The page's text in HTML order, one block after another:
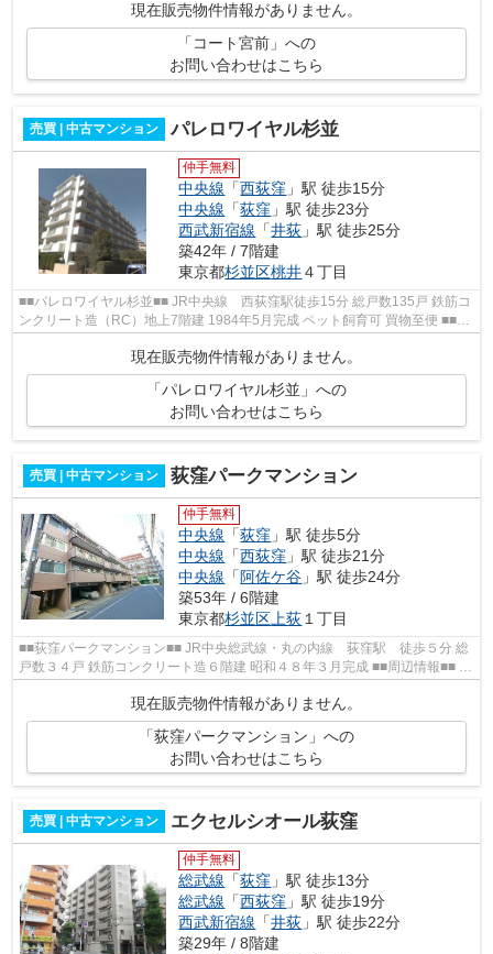
現在販売物件情報がありません。
「コート宮前」への
お問い合わせはこちら
売買 | 中古マンション パレロワイヤル杉並
仲手無料
中央線 「西荻窪 」駅 徒歩15分
中央線 「荻窪 」駅 徒歩23分
西武新宿線 「井荻 」駅 徒歩25分
築42年 / 7階建
東京都杉並区桃井４丁目
■■パレロワイヤル杉並■■ JR中央線 西荻窪駅徒歩15分 総戸数135戸 鉄筋コ
ンクリート造（RC）地上7階建 1984年5月完成 ペット飼育可 買物至便 ■■周
現在販売物件情報がありません。
「パレロワイヤル杉並」への
お問い合わせはこちら
売買 | 中古マンション 荻窪パークマンション
仲手無料
中央線 「荻窪 」駅 徒歩5分
中央線 「西荻窪 」駅 徒歩21分
中央線 「 阿佐ケ谷 」駅 徒歩24分
築53年 / 6階建
東京都杉並区 上荻 １丁目
■■荻窪パークマンション■■ JR中央総武線・丸の内線 荻窪駅 徒歩５分 総
戸数３４戸 鉄筋コンクリート造６階建 昭和４８年３月完成 ■■周辺情報■■ 杉
並公会堂 ローソン まいばすけ...
現在販売物件情報がありません。
「荻窪パークマンション」への
お問い合わせはこちら
売買 | 中古マンション エクセルシオール荻窪
仲手無料
総武線 「荻窪 」駅 徒歩13分
総武線 「西荻窪 」駅 徒歩19分
西武新宿線 「井荻 」駅 徒歩22分
築29年 / 8階建